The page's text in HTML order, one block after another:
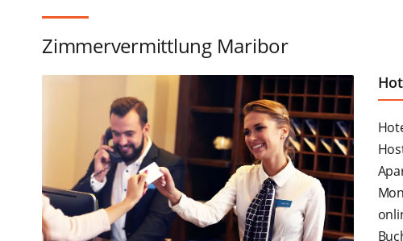
Zimmervermittlung Maribor